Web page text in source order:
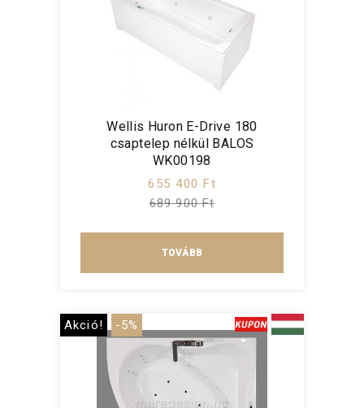
Wellis Huron E-Drive 180
csaptelep nélkül BALOS
WK00198
655 400 Ft
689 900 Ft
TOVÁBB
Akció! -5%